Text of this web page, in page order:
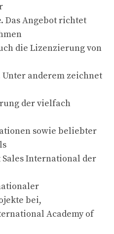
Das Angebot richtet
die Lizenzierung von
anderem zeichnet
der vielfach
sowie beliebter
International der
bei,
Academy of